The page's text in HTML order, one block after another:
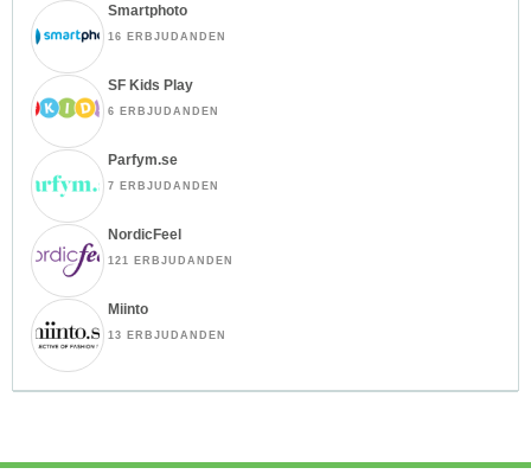
Smartphoto
16 ERBJUDANDEN
SF Kids Play
6 ERBJUDANDEN
Parfym.se
7 ERBJUDANDEN
NordicFeel
121 ERBJUDANDEN
Miinto
13 ERBJUDANDEN